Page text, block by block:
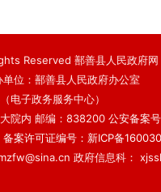
Reserved 鄯善县人民政府网
位：鄯善县人民政府办公室
电子政务服务中心）
院内 邮编：838200 公安备案
备案许可证编号：新ICP备
政府信息科：